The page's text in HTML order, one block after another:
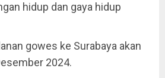
hidup dan gaya hidup
gowes ke Surabaya akan
2024.